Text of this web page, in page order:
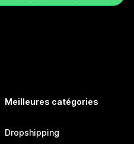
Meilleures catégories
Dropshipping